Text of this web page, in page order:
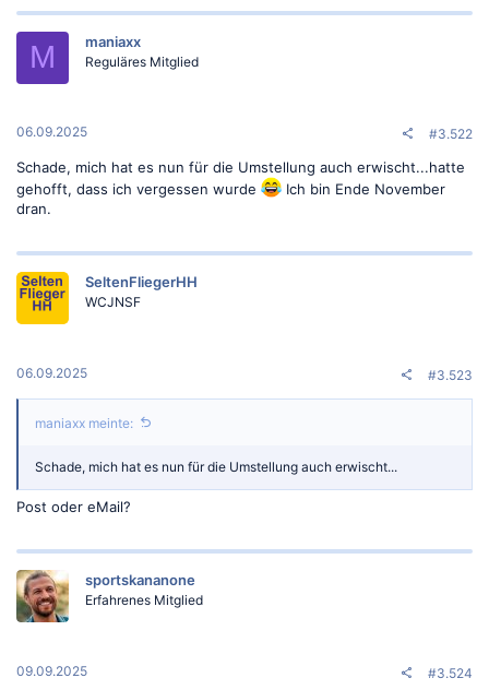
k
:
M maniaxx
Reguläres Mitglied
06.09.2025 #3.522
Schade, mich hat es nun für die Umstellung auch erwischt...hatte
gehofft, dass ich vergessen wurde
Ich bin Ende November
dran.
SeltenFliegerHH
WCJNSF
06.09.2025 #3.523
maniaxx meinte:
Schade, mich hat es nun für die Umstellung auch erwischt...
Post oder eMail?
sportskananone
Erfahrenes Mitglied
09.09.2025 #3.524